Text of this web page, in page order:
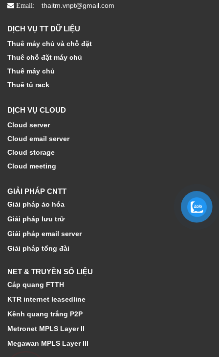
Email: thaitm.vnpt@gmail.com
DỊCH VỤ TT DỮ LIỆU
Thuê máy chủ và chỗ đặt
Thuê chỗ đặt máy chủ
Thuê máy chủ
Thuê tủ rack
DỊCH VỤ CLOUD
Cloud server
Cloud email server
Cloud storage
Cloud meeting
GIẢI PHÁP CNTT
Giải pháp ảo hóa
Giải pháp lưu trữ
Giải pháp email server
Giải pháp tổng đài
NET & TRUYỀN SỐ LIỆU
Cáp quang FTTH
KTR internet leasedline
Kênh quang trắng P2P
Metronet MPLS Layer II
Megawan MPLS Layer III